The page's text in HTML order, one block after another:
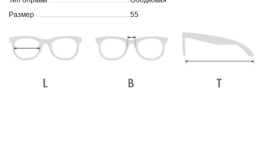
Размер
55